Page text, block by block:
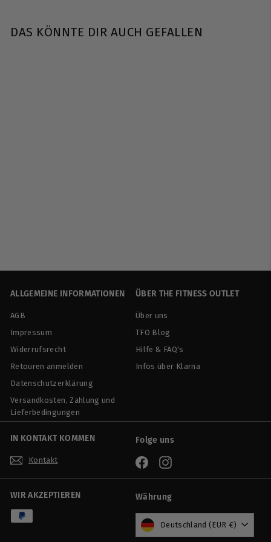
DAS KÖNNTE DIR AUCH GEFALLEN
,
ALLGEMEINE INFORMATIONEN
AGB
Impressum
Widerrufsrecht
Retouren anmelden
Datenschutzerklärung
Versandkosten, Zahlung und
Lieferbedingungen
ÜBER THE FITNESS OUTLET
Über uns
TFO Blog
Hilfe & FAQ's
Infos über Klarna
IN KONTAKT KOMMEN
Kontakt
Folge uns
FacebookInstagram
WIR AKZEPTIEREN Währung
Deutschland (EUR €)